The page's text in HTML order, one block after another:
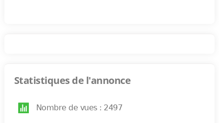
Statistiques de l'annonce
Nombre de vues : 2497